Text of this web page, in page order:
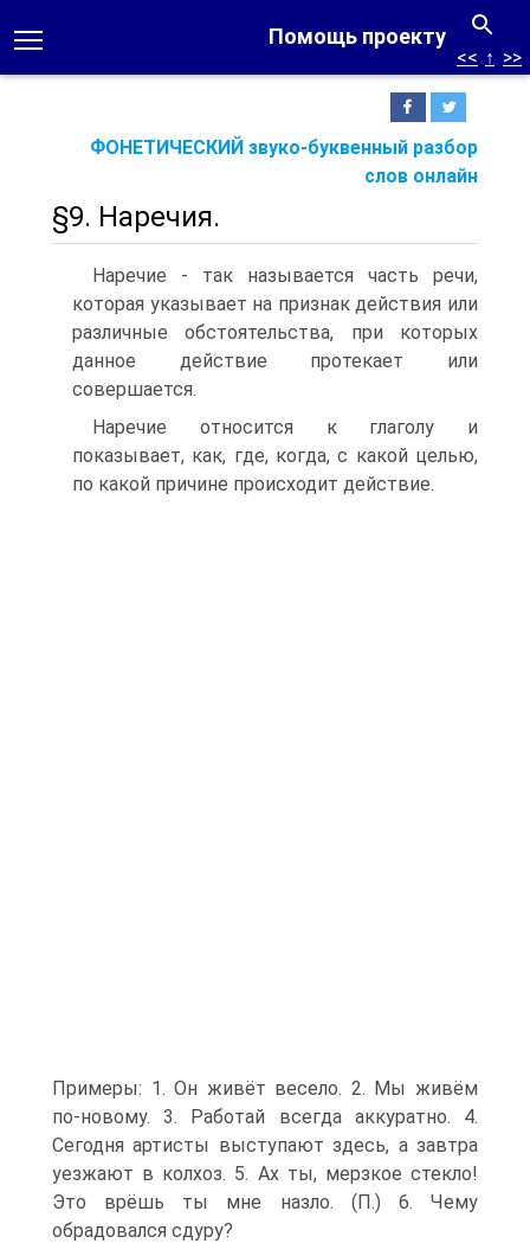
Помощь проекту
ФОНЕТИЧЕСКИЙ звуко-буквенный разбор
слов онлайн
<< ↑ >>
§9. Наречия.
Наречие - так называется часть речи,
которая указывает на признак действия или
различные обстоятельства, при которых
данное действие протекает или
совершается.
Наречие относится к глаголу и
показывает, как, где, когда, с какой целью,
по какой причине происходит действие.
Примеры: 1. Он живёт весело. 2. Мы живём
по-новому. 3. Работай всегда аккуратно. 4.
Сегодня артисты выступают здесь, а завтра
уезжают в колхоз. 5. Ах ты, мерзкое стекло!
Это врёшь ты мне назло. (П.) 6. Чему
обрадовался сдуру?